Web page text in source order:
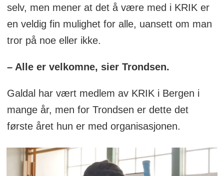
selv, men mener at det å være med i KRIK er
en veldig fin mulighet for alle, uansett om man
tror på noe eller ikke.
– Alle er velkomne, sier Trondsen.
Galdal har vært medlem av KRIK i Bergen i
mange år, men for Trondsen er dette det
første året hun er med organisasjonen.